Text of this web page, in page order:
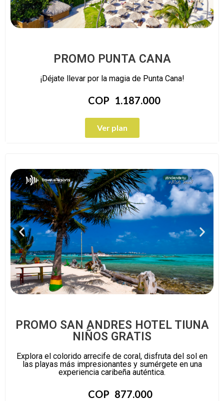
PROMO PUNTA CANA
¡Déjate llevar por la magia de Punta Cana!
COP 1.187.000
Ver plan
PROMO SAN ANDRES HOTEL TIUNA
NIÑOS GRATIS
Explora el colorido arrecife de coral, disfruta del sol en
las playas más impresionantes y sumérgete en una
experiencia caribeña auténtica.
COP 877.000